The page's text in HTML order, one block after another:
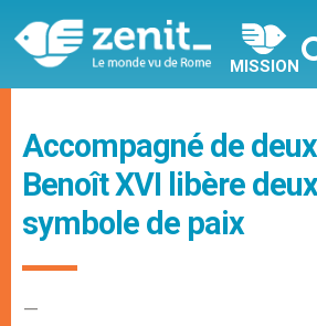
MISSION
Accompagné de
Benoît XVI libère
symbole de paix
–